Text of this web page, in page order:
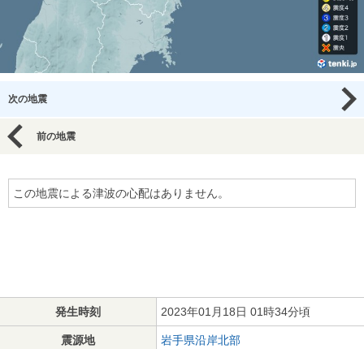
次の地震
前の地震
この地震による津波の心配はありません。
発生時刻 2023年01月18日 01時34分頃
震源地 岩手県沿岸北部